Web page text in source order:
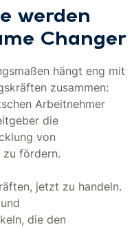
werden
Changer
hängt eng mit
zusammen:
Arbeitnehmer
die
von
zu fördern.
jetzt zu handeln.
die den